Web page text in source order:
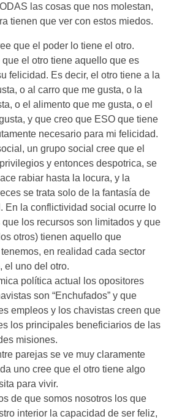
las cosas que nos molestan,
tienen que ver con estos miedos.
que el poder lo tiene el otro.
el otro tiene aquello que es
felicidad. Es decir, el otro tiene a la
o al carro que me gusta, o la
o el alimento que me gusta, o el
y que creo que ESO que tiene
necesario para mi felicidad.
un grupo social cree que el
y entonces despotrica, se
rabiar hasta la locura, y la
se trata solo de la fantasía de
En la conflictividad social ocurre lo
que los recursos son limitados y que
otros) tienen aquello que
en realidad cada sector
el uno del otro.
política actual los opositores
son “Enchufados” y que
empleos y los chavistas creen que
los principales beneficiarios de las
misiones.
parejas se ve muy claramente
uno cree que el otro tiene algo
para vivir.
de que somos nosotros los que
interior la capacidad de ser feliz,